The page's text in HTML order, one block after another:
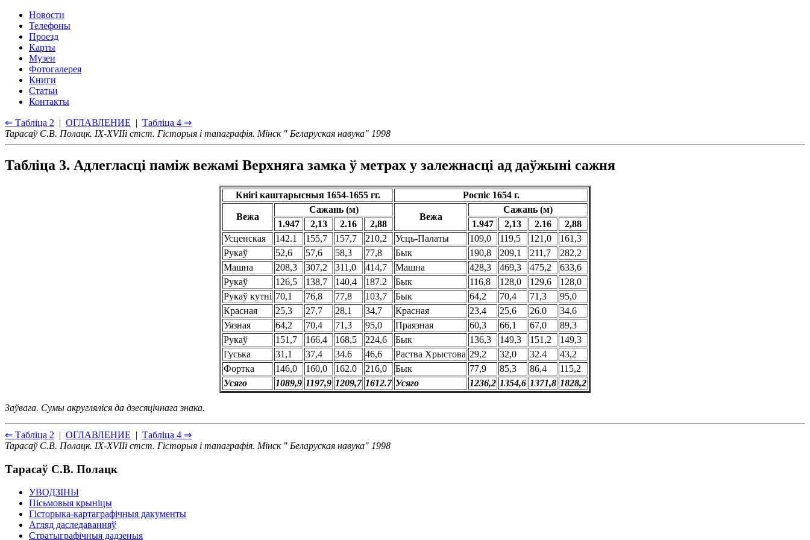
Новости
Телефоны
Проезд
Карты
Музеи
Фотогалерея
Книги
Статьи
Контакты
⇐ Таблiца 2 | ОГЛАВЛЕНИЕ | Таблiца 4 ⇒
Тарасаў С.В. Полацк. IX-XVIIi стст. Гiсторыя i тапаграфiя. Мiнск " Беларуская навука" 1998
Таблiца 3. Адлегласцi памiж вежамi Верхняга замка ў метрах у залежнасцi ад даўжынi сажня
Кнiгi каштарысныя 1654-1655 гг. Роспiс 1654 г.
Вежа
Сажань (м)
Вежа
Сажань (м)
1.947
2,13 2.16 2,88 1.947 2,13 2.16
2,88
Усценская
142.1 155,7 157,7 210,2 Усць-Палаты 109,0 119,5 121,0
161,3
Рукаў
52,6 57,6 58,3 77,8 Бык 190,8 209,1 211,7
282,2
Машна
208,3 307,2 311,0 414,7 Машна 428,3 469,3 475,2
633,6
Рукаў
126,5 138,7 140,4 187.2 Бык 116,8 128,0 129,6
128,0
Рукаў кутнi 70,1 76,8 77,8 103,7 Бык 64,2 70,4 71,3
95,0
Красная
25,3 27,7 28,1 34,7 Красная 23,4 25,6 26.0
34,6
Уязная
64,2 70,4 71,3 95,0 Праязная 60,3 66,1 67,0
89,3
Рукаў
151,7 166,4 168,5 224,6 Бык 136,3 149,3 151,2
149,3
Гуська
31,1 37,4 34.6 46,6 Раства Хрыстова 29,2 32,0 32.4
43,2
Фортка
146,0 160,0 162.0 216,0 Бык 77,9 85,3 86,4
115,2
Усяго
1089,9 1197,9 1209,7 1612.7 Усяго 1236,2 1354,6 1371,8 1828,2
3аўвага. Сумы акруглялiся да дзесяцiчнага знака.
⇐ Таблiца 2 | ОГЛАВЛЕНИЕ | Таблiца 4 ⇒
Тарасаў С.В. Полацк. IX-XVIIi стст. Гiсторыя i тапаграфiя. Мiнск " Беларуская навука" 1998
Тарасаў С.В. Полацк
УВОДЗIНЫ
Пiсьмовыя крынiцы
Гiсторыка-картаграфiчныя дакументы
Агляд даследаванняў
Стратыграфiчныя дадзеныя